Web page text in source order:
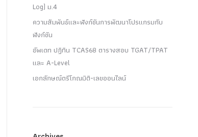
Log) ม.4
ความสัมพันธ์และฟังก์ชันการพัฒนาโปรแกรมกับ
ฟังก์ชัน
อัพเดท ปฏิทิน TCAS68 ตารางสอบ TGAT/TPAT
และ A-Level
เอกลักษณ์ตรีโกณมิติ-เลขออนไลน์